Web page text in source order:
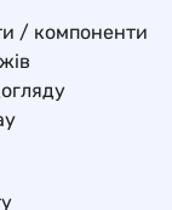
/ компоненти